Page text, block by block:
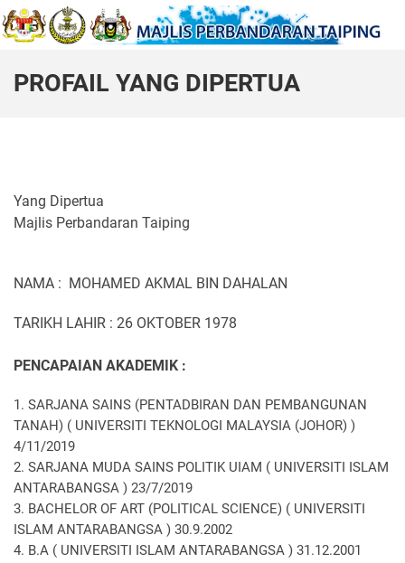
PROFAIL YANG DIPERTUA
Yang Dipertua
Majlis Perbandaran Taiping
NAMA : MOHAMED AKMAL BIN DAHALAN
TARIKH LAHIR : 26 OKTOBER 1978
PENCAPAIAN AKADEMIK :
1. SARJANA SAINS (PENTADBIRAN DAN PEMBANGUNAN
TANAH) ( UNIVERSITI TEKNOLOGI MALAYSIA (JOHOR) )
4/11/2019
2. SARJANA MUDA SAINS POLITIK UIAM ( UNIVERSITI ISLAM
ANTARABANGSA ) 23/7/2019
3. BACHELOR OF ART (POLITICAL SCIENCE) ( UNIVERSITI
ISLAM ANTARABANGSA ) 30.9.2002
4. B.A ( UNIVERSITI ISLAM ANTARABANGSA ) 31.12.2001